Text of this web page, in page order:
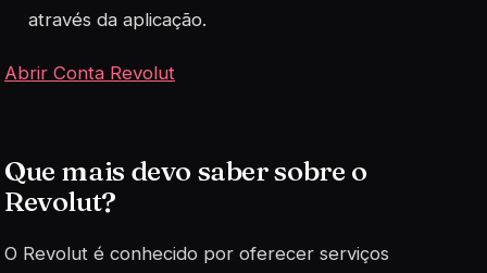
através da aplicação.
Abrir Conta Revolut
Que mais devo saber sobre o
Revolut?
O Revolut é conhecido por oferecer serviços